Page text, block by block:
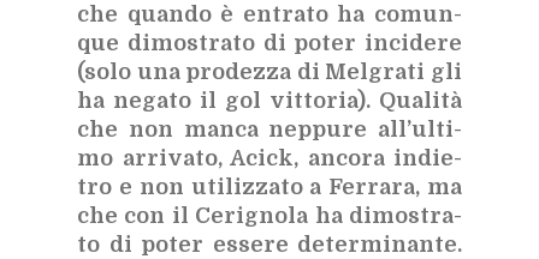
che quan­do è en­tra­to ha co­mun­
que di­mo­stra­to di po­ter in­ci­de­re
(solo una pro­dez­za di Mel­gra­ti gli
ha ne­ga­to il gol vit­to­ria). Qua­li­tà
che non man­ca nep­pu­re al­l’ul­ti­
mo ar­ri­va­to, Acick, an­co­ra in­die­
tro e non uti­liz­za­to a Fer­ra­ra, ma
che con il Ce­ri­gno­la ha di­mo­stra­
to di po­ter es­se­re de­ter­mi­nan­te.